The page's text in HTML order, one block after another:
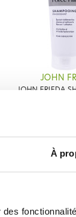
À
JOHN
JOHN FRIEDA